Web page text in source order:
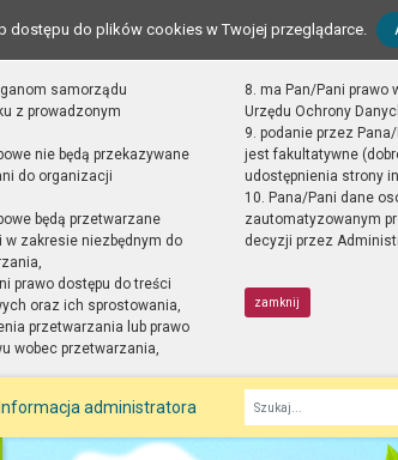
dostępu do plików cookies w Twojej przeglądarce.
samorządu
z prowadzonym
nie będą przekazywane
do organizacji
będą przetwarzane
w zakresie niezbędnym do
prawo dostępu do treści
oraz ich sprostowania,
przetwarzania lub prawo
wobec przetwarzania,
8. ma Pan/Pani prawo
Urzędu Ochrony
9. podanie przez
jest fakultatywne
udostępnienia strony
10. Pana/Pani dane
zautomatyzowanym
decyzji przez
zamknij
Informacja administratora
Fraza